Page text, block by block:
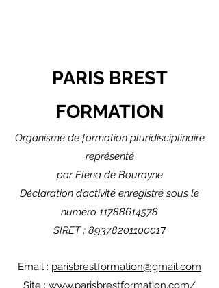
PARIS BREST
FORMATION
Organisme de formation pluridisciplinaire
représenté
par Eléna de Bourayne
Déclaration d’activité enregistré sous le
numéro 11788614578
SIRET : 89378201100017
Email : parisbrestformation@gmail.com
Site : www.parisbrestformation.com/